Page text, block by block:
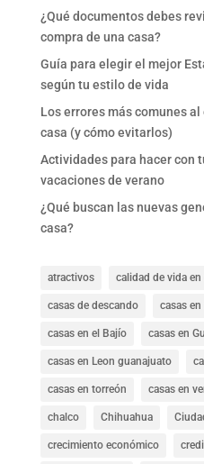
¿Qué documentos debes
compra de una casa?
Guía para elegir el mejor
según tu estilo de vida
Los errores más comunes
casa (y cómo evitarlos)
Actividades para hacer con
vacaciones de verano
¿Qué buscan las nuevas
casa?
atractivos calidad de vida
casas de descando casas
casas en el Bajío casas en
casas en Leon guanajuato
casas en torreón casas en
chalco Chihuahua
crecimiento económico